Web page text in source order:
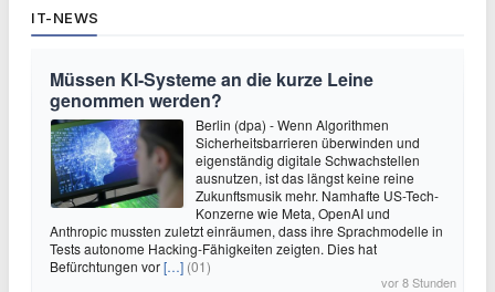
IT-NEWS
Müssen KI-Systeme an die kurze Leine
genommen werden?
Berlin (dpa) - Wenn Algorithmen
Sicherheitsbarrieren überwinden und
eigenständig digitale Schwachstellen
ausnutzen, ist das längst keine reine
Zukunftsmusik mehr. Namhafte US-Tech-
Konzerne wie Meta, OpenAI und
Anthropic mussten zuletzt einräumen, dass ihre Sprachmodelle in
Tests autonome Hacking-Fähigkeiten zeigten. Dies hat
Befürchtungen vor[…] (01)
vor 8 Stunden